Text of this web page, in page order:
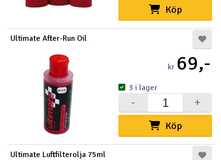
Raketer
Scooter & elfordon
Smarthem, lek och hobby
Solenergi
Verktyg, utrustning och tillbehör
Presentkort
Köp
Ultimate After-Run Oil
kr 69,-
Köp
+
-
3 i lager
Ultimate Luftfilterolja 75ml